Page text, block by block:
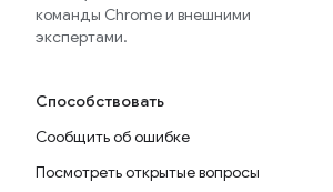
команды Chrome и внешними
экспертами.
Способствовать
Сообщить об ошибке
Посмотреть открытые вопросы